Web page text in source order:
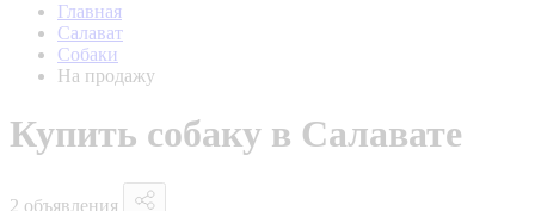
Главная
Салават
Собаки
На продажу
Купить собаку в Салавате
2 объявления